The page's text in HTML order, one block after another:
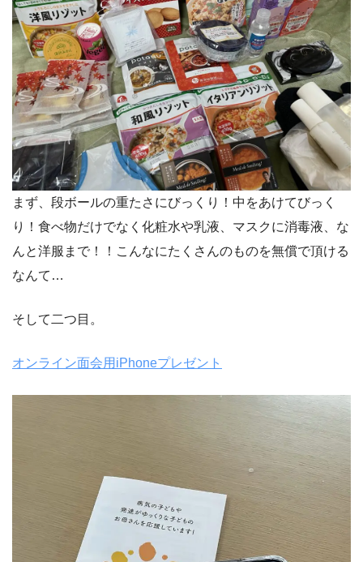
まず、段ボールの重たさにびっくり！中をあけてびっく
り！食べ物だけでなく化粧水や乳液、マスクに消毒液、な
んと洋服まで！！こんなにたくさんのものを無償で頂ける
なんて…
そして二つ目。
オンライン面会用iPhoneプレゼント